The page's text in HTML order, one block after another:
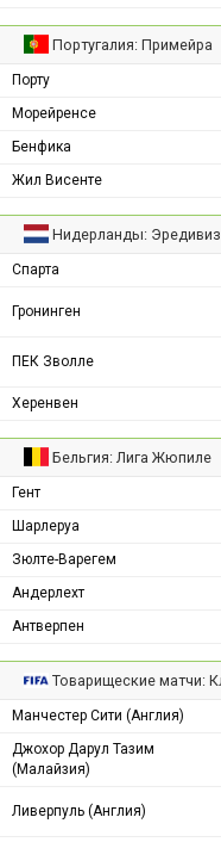
Португалия: Примейра
Порту
Морейренсе
Бенфика
Жил Висенте
Нидерланды:
Спарта
Гронинген
ПЕК Зволле
Херенвен
Бельгия: Лига Жюпиле
Гент
Шарлеруа
Зюлте-Варегем
Андерлехт
Антверпен
Товарищеские матчи:
Манчестер Сити (Англия)
Джохор Дарул Тазим
(Малайзия)
Ливерпуль (Англия)